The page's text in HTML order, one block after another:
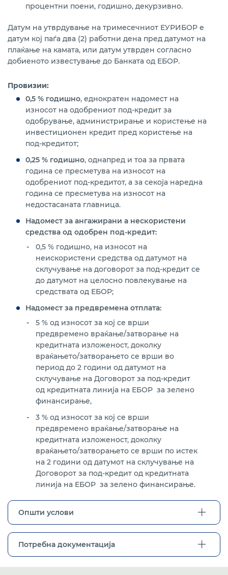
процентни поени, годишно, декурзивно.
Датум на утврдување на тримесечниот ЕУРИБОР е
датум кој паѓа два (2) работни дена пред датумот на
плаќање на камата, или датум утврден согласно
добиеното известување до Банката од ЕБОР.
Провизии:
0,5 % годишно, еднократен надомест на
износот на одобрениот под-кредит за
одобрување, администрирање и користење на
инвестиционен кредит пред користење на
под-кредитот;
0,25 % годишно, однапред и тоа за првата
година се пресметува на износот на
одобрениот под-кредитот, а за секоја наредна
година се пресметува на износот на
недостасаната главница.
Надомест за ангажирани а нескористени
средства од одобрен под-кредит:
0,5 % годишно, на износот на
неискористени средства од датумот на
склучување на договорот за под-кредит се
до датумот на целосно повлекување на
средствата од ЕБОР;
Надомест за предвремена отплата:
5 % од износот за кој се врши
предвремено враќање/затворање на
кредитната изложеност, доколку
враќањето/затворањето се врши во
период до 2 години од датумот на
склучување на Договорот за под-кредит
од кредитната линија на ЕБОР за зелено
финансирање,
3 % од износот за кој се врши
предвремено враќање/затворање на
кредитната изложеност, доколку
враќањето/затворањето се врши по истек
на 2 години од датумот на склучување на
Договорот за под-кредит од кредитната
линија на ЕБОР за зелено финансирање.
Општи услови
Потребна документација